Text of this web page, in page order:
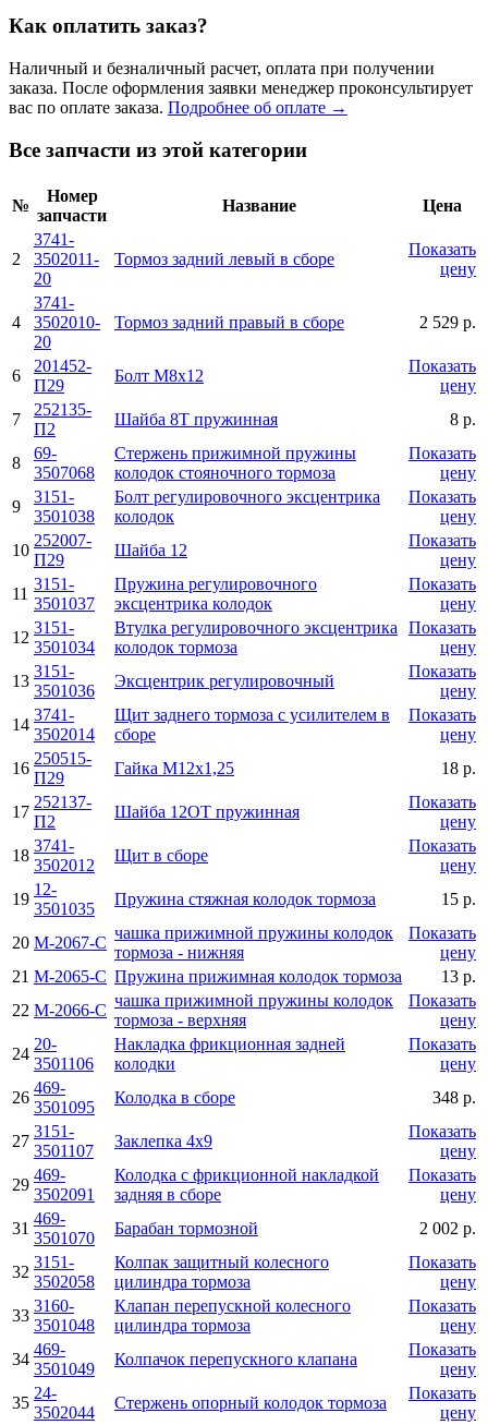
Как оплатить заказ?
Наличный и безналичный расчет, оплата при получении
заказа. После оформления заявки менеджер проконсультирует
вас по оплате заказа. Подробнее об оплате →
Все запчасти из этой категории
№
Номер
запчасти
Название Цена
2
3741-
3502011-
20
Тормоз задний левый в сборе
Показать
цену
4
3741-
3502010-
20
Тормоз задний правый в сборе 2 529 р.
6
201452-
П29
Болт М8х12
Показать
цену
7
252135-
П2
Шайба 8Т пружинная 8 р.
8
69-
3507068
Стержень прижимной пружины
колодок стояночного тормоза
Показать
цену
9
3151-
3501038
Болт регулировочного эксцентрика
колодок
Показать
цену
10
252007-
П29
Шайба 12
Показать
цену
11
3151-
3501037
Пружина регулировочного
эксцентрика колодок
Показать
цену
12
3151-
3501034
Втулка регулировочного эксцентрика
колодок тормоза
Показать
цену
13
3151-
3501036
Эксцентрик регулировочный
Показать
цену
14
3741-
3502014
Щит заднего тормоза с усилителем в
сборе
Показать
цену
16
250515-
П29
Гайка М12х1,25 18 р.
17
252137-
П2
Шайба 12ОТ пружинная
Показать
цену
18
3741-
3502012
Щит в сборе
Показать
цену
19
12-
3501035
Пружина стяжная колодок тормоза 15 р.
20 М-2067-С
чашка прижимной пружины колодок
тормоза - нижняя
Показать
цену
21 М-2065-С Пружина прижимная колодок тормоза
13 р.
22 М-2066-С
чашка прижимной пружины колодок
тормоза - верхняя
Показать
цену
24
20-
3501106
Накладка фрикционная задней
колодки
Показать
цену
26
469-
3501095
Колодка в сборе 348 р.
27
3151-
3501107
Заклепка 4х9
Показать
цену
29
469-
3502091
Колодка с фрикционной накладкой
задняя в сборе
Показать
цену
31
469-
3501070
Барабан тормозной 2 002 р.
32
3151-
3502058
Колпак защитный колесного
цилиндра тормоза
Показать
цену
33
3160-
3501048
Клапан перепускной колесного
цилиндра тормоза
Показать
цену
34
469-
3501049
Колпачок перепускного клапана
Показать
цену
35
24-
3502044
Стержень опорный колодок тормоза
Показать
цену